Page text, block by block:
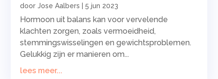
doorJose Aalbers |5 jun 2023
Hormoon uit balans kan voor vervelende
klachten zorgen, zoals vermoeidheid,
stemmingswisselingen en gewichtsproblemen.
Gelukkig zijn er manieren om...
lees meer...